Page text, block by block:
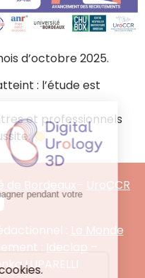
d’octobre 2025.
: l’étude est
et professionnels
de Bordeaux– UroCCR
:
Le Monde
: Ideclap –
LUPARELLI